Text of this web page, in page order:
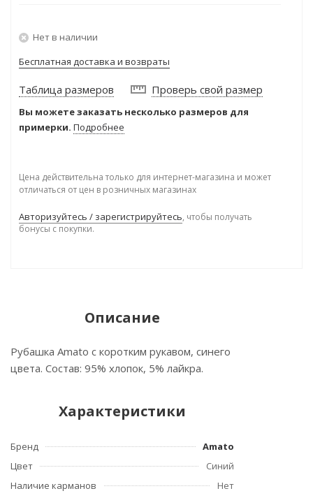
Нет в наличии
Бесплатная доставка и возвраты
Таблица размеров Проверь свой размер
Вы можете заказать несколько размеров для
примерки. Подробнее
Цена действительна только для интернет-магазина и может
отличаться от цен в розничных магазинах
Авторизуйтесь / зарегистрируйтесь, чтобы получать
бонусы с покупки.
Описание
Рубашка Amato с коротким рукавом, синего
цвета. Состав: 95% хлопок, 5% лайкра.
Характеристики
Бренд
Amato
Цвет
Синий
Наличие карманов
Нет